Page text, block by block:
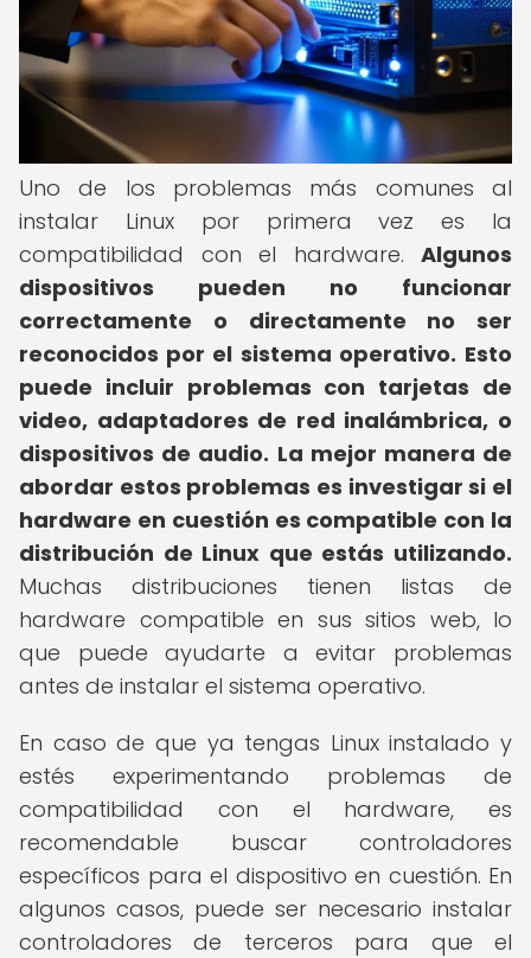
Uno de los problemas más comunes al
instalar Linux por primera vez es la
compatibilidad con el hardware. Algunos
dispositivos pueden no funcionar
correctamente o directamente no ser
reconocidos por el sistema operativo. Esto
puede incluir problemas con tarjetas de
video, adaptadores de red inalámbrica, o
dispositivos de audio. La mejor manera de
abordar estos problemas es investigar si el
hardware en cuestión es compatible con la
distribución de Linux que estás utilizando.
Muchas distribuciones tienen listas de
hardware compatible en sus sitios web, lo
que puede ayudarte a evitar problemas
antes de instalar el sistema operativo.
En caso de que ya tengas Linux instalado y
estés experimentando problemas de
compatibilidad con el hardware, es
recomendable buscar controladores
específicos para el dispositivo en cuestión. En
algunos casos, puede ser necesario instalar
controladores de terceros para que el